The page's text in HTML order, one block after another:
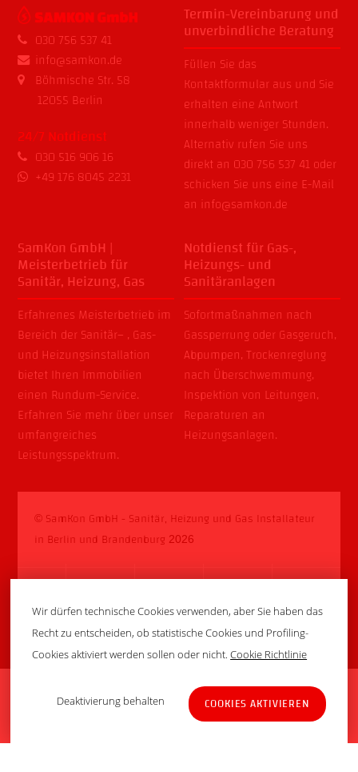
Back
To
Startseite Notdienst Kontakt Jobs Impressum
030 756 537 41
info@samkon.de
Böhmische Str. 58
12055 Berlin
24/7 Notdienst
030 516 906 16
+49 176 8045 2231
Termin-Vereinbarung und
unverbindliche Beratung
Füllen Sie das
Kontaktformular aus und Sie
erhalten eine Antwort
innerhalb weniger Stunden.
Alternativ rufen Sie uns
direkt an 030 756 537 41 oder
schicken Sie uns eine E-Mail
an info@samkon.de
SamKon GmbH |
Meisterbetrieb für
Sanitär, Heizung, Gas
Erfahrenes Meisterbetrieb im
Bereich der Sanitär– , Gas-
und Heizungsinstallation
bietet Ihren Immobilien
einen Rundum-Service.
Erfahren Sie mehr über unser
umfangreiches
Leistungsspektrum.
Notdienst für Gas-,
Heizungs- und
Sanitäranlagen
Sofortmaßnahmen nach
Gassperrung oder Gasgeruch,
Abpumpen,Trockenreglung
nach Überschwemmung,
Inspektion von Leitungen,
Reparaturen an
Heizungsanlagen.
© SamKon GmbH - Sanitär, Heizung und Gas Installateur
in Berlin und Brandenburg 2026
Wir dürfen technische Cookies verwenden, aber Sie haben das
Recht zu entscheiden, ob statistische Cookies und Profiling-
Cookies aktiviert werden sollen oder nicht.Cookie Richtlinie
COOKIES AKTIVIEREN
Deaktivierung behalten